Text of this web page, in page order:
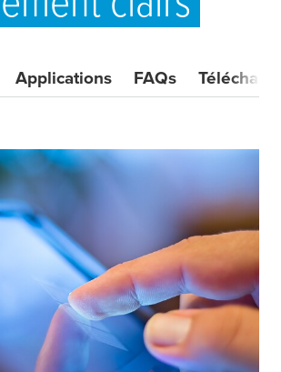
Applications FAQs